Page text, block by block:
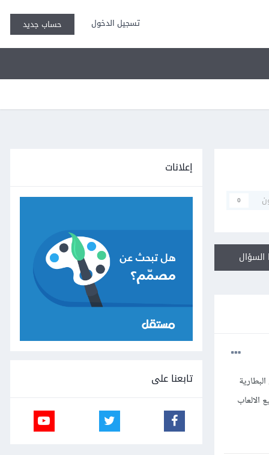
تسجيل الدخول حساب جديد
0
الالعاب
إعلانات
تابعنا على